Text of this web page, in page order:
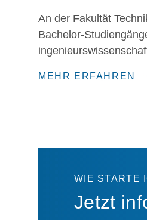
An der Fakultät
Bachelor-
MEHR ERFAHREN
WIE STARTE
Jetzt